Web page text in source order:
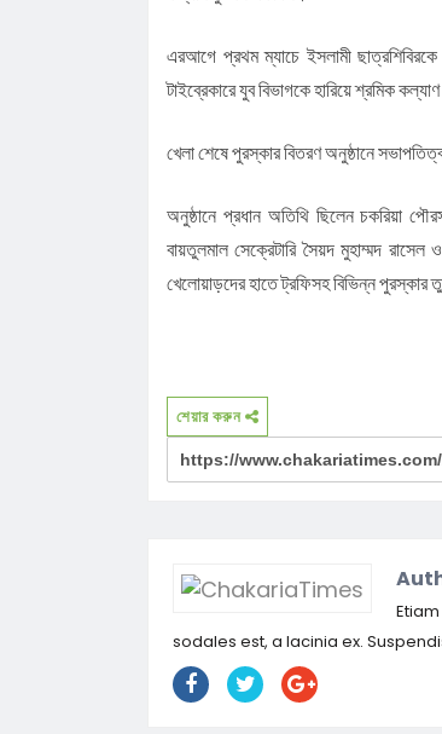
এরআগে প্রথম ম্যাচে ইসলামী
টাইব্রেকারে যুব বিভাগকে হারিয়ে শ্রমিক
খেলা শেষে পুরস্কার বিতরণ অনুষ্ঠানে
অনুষ্ঠানে প্রধান অতিথি ছিলেন চকরিয়া
বায়তুলমাল সেক্রেটারি সৈয়দ মুহাম্মদ
খেলোয়াড়দের হাতে ট্রফিসহ বিভিন্ন পুরস্কার
শেয়ার করুন
sodales est, a lacinia ex.